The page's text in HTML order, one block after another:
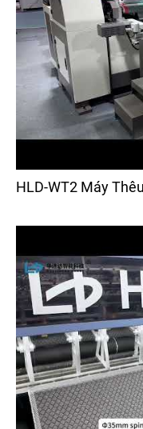
HLD-WT2 Máy